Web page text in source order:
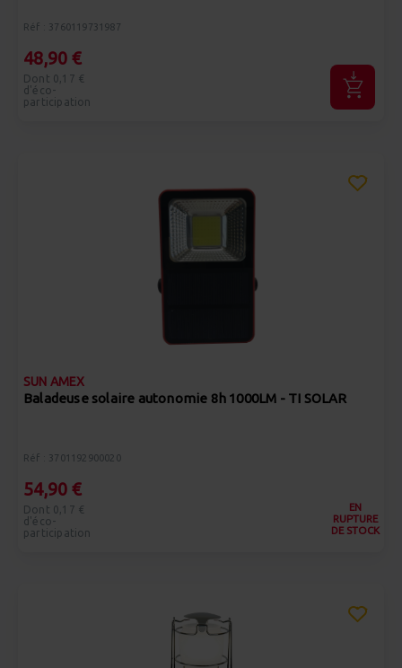
Réf : 3760119731987
48,90 €
Dont 0,17 €
d'éco-
participation
SUN AMEX
Baladeuse solaire autonomie 8h 1000LM - TI SOLAR
Réf : 3701192900020
54,90 €
Dont 0,17 €
d'éco-
participation
EN
RUPTURE
DE STOCK